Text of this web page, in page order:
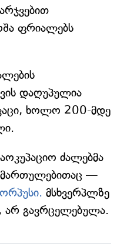
ფრიალებს
დაღუპულია
ხოლო 200-მდე
ძალებმა
—
მსხვერპლზე
არ გავრცელებულა.